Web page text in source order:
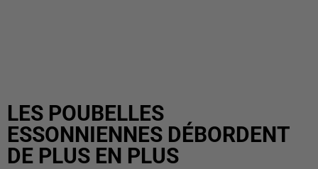
LES POUBELLES
ESSONNIENNES DÉBORDENT
DE PLUS EN PLUS